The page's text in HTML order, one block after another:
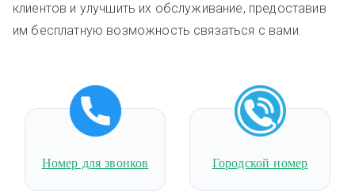
клиентов и улучшить их обслуживание, предоставив
им бесплатную возможность связаться с вами.
Номер для звонков Городской номер